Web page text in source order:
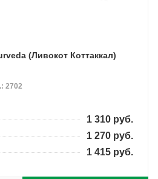
(Ливокот Коттаккал)
2702
1 310 руб.
1 270 руб.
1 415 руб.